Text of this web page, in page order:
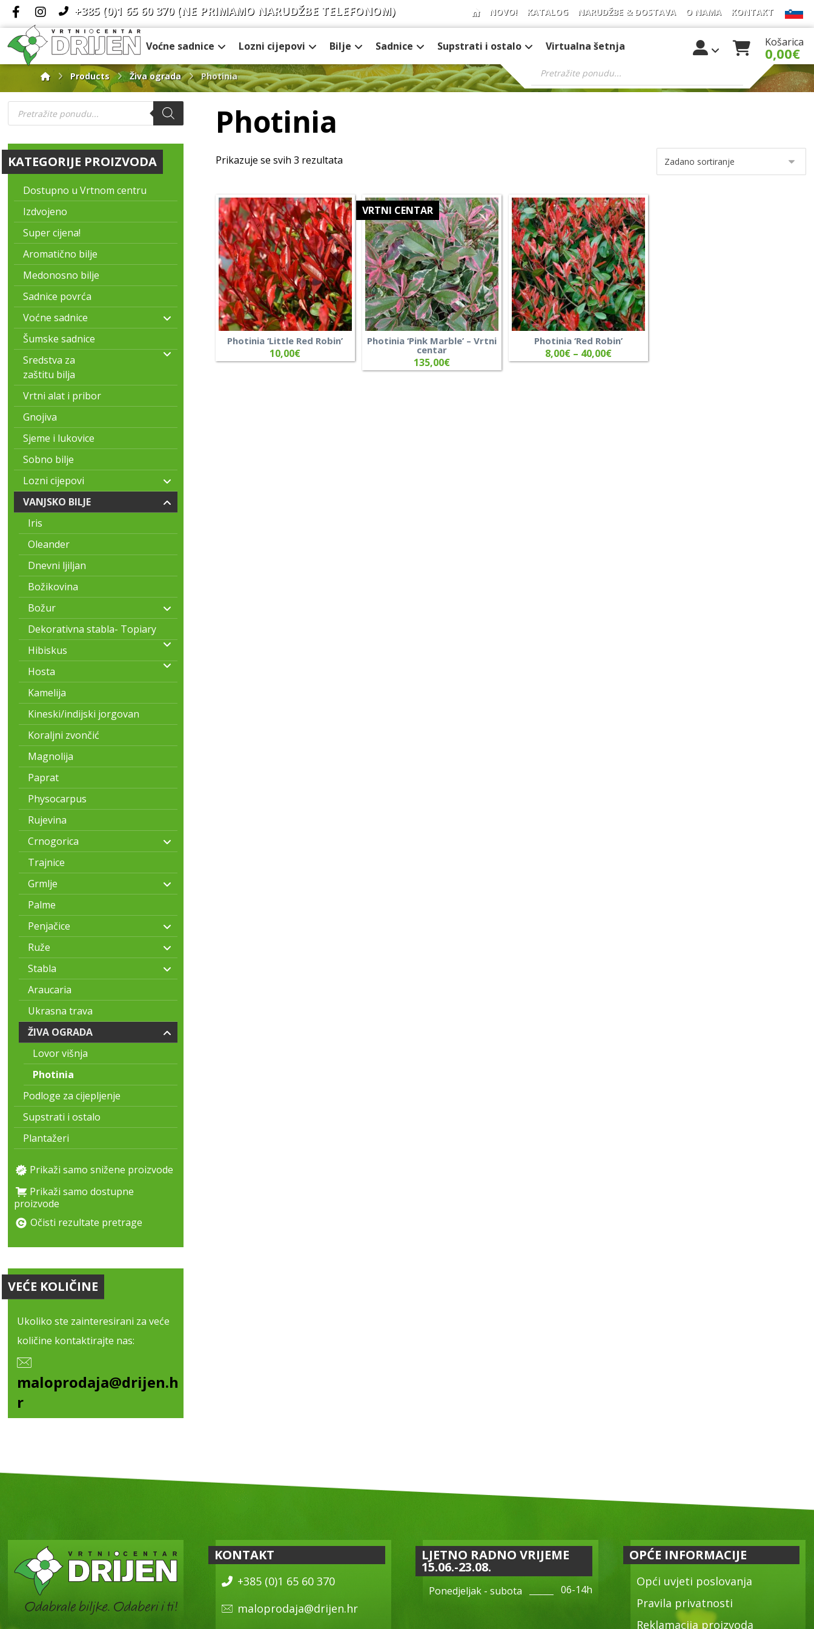
+385 (0)1 65 60 370 (NE PRIMAMO NARUDŽBE TELEFONOM) NOVO! KATALOG NARUDŽBE & DOSTAVA O NAMA KONTAKT
Voćne sadnice Lozni cijepovi Bilje Sadnice Supstrati i ostalo Virtualna šetnja Košarica
0,00€
Products Živa ograda Photinia
Photinia
Prikazuje se svih 3 rezultata
Photinia ‘Little Red Robin’
10,00€
VRTNI CENTAR
Photinia ‘Pink Marble’ – Vrtni
centar
135,00€
Photinia ‘Red Robin’
8,00€– 40,00€
KATEGORIJE PROIZVODA
Dostupno u Vrtnom centru
Izdvojeno
Super cijena!
Aromatično bilje
Medonosno bilje
Sadnice povrća
Voćne sadnice
Šumske sadnice
Sredstva za
zaštitu bilja
Vrtni alat i pribor
Gnojiva
Sjeme i lukovice
Sobno bilje
Lozni cijepovi
VANJSKO BILJE
Iris
Oleander
Dnevni ljiljan
Božikovina
Božur
Dekorativna stabla- Topiary
Hibiskus
Hosta
Kamelija
Kineski/indijski jorgovan
Koraljni zvončić
Magnolija
Paprat
Physocarpus
Rujevina
Crnogorica
Trajnice
Grmlje
Palme
Penjačice
Ruže
Stabla
Araucaria
Ukrasna trava
ŽIVA OGRADA
Lovor višnja
Photinia
Podloge za cijepljenje
Supstrati i ostalo
Plantažeri
Prikaži samo snižene proizvode
Prikaži samo dostupne
proizvode
Očisti rezultate pretrage
VEĆE KOLIČINE
Ukoliko ste zainteresirani za veće
količine kontaktirajte nas:
maloprodaja@drijen.h
r
KONTAKT
+385 (0)1 65 60 370
maloprodaja@drijen.hr
LJETNO RADNO VRIJEME
15.06.-23.08.
Ponedjeljak - subota 06-14h
OPĆE INFORMACIJE
Opći uvjeti poslovanja
Pravila privatnosti
Reklamacija proizvoda